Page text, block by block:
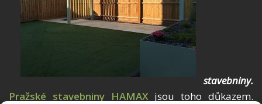
stavebniny.
Pražské stavebniny HAMAXjsou toho důkazem.